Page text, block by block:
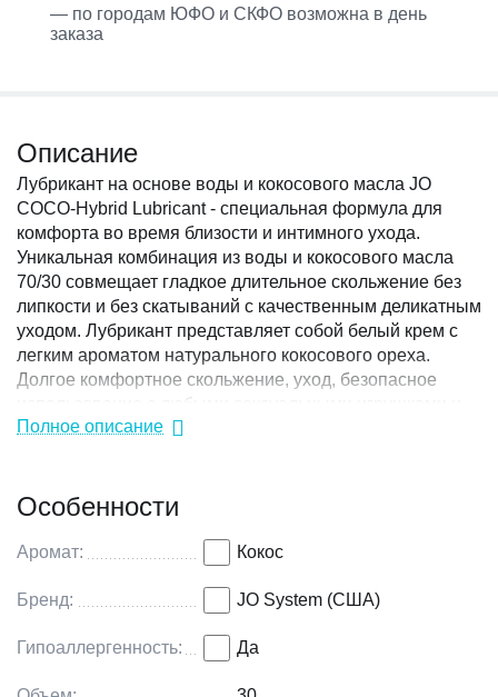
— по городам ЮФО и СКФО возможна в день
заказа
Описание
Лубрикант на основе воды и кокосового масла JO
COCO-Hybrid Lubricant - специальная формула для
комфорта во время близости и интимного ухода.
Уникальная комбинация из воды и кокосового масла
70/30 совмещает гладкое длительное скольжение без
липкости и без скатываний с качественным деликатным
уходом. Лубрикант представляет собой белый крем с
легким ароматом натурального кокосового ореха.
Долгое комфортное скольжение, уход, безопасное
использование с любыми сексуальными игрушками и
лёгкое, быстрое удаление лубриканта водой.
восхитительный аромат кокоса обеспечивают
кремовая текстура идеально подходит как так для
Состав: Вода, пропиленгликоль, каприловые/
ароматизатор, феноксиэтанол, полиакрилат 13,
Полное описание
Особенности
Аромат: Кокос
Бренд: JO System (США)
Гипоаллергенность: Да